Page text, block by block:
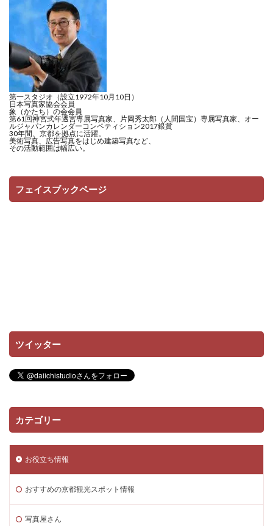
第一スタジオ（設立1972年10月10日）
日本写真家協会会員
象（かたち）の会会員
第61回神宮式年遷宮専属写真家、片岡秀太郎（人間国宝）専属写真家、オー
ルジャパンカレンダーコンペティション2017銀賞
30年間、京都を拠点に活躍。
美術写真、広告写真をはじめ建築写真など、
その活動範囲は幅広い。
フェイスブックページ
ツイッター
カテゴリー
お役立ち情報
おすすめの京都観光スポット情報
写真屋さん